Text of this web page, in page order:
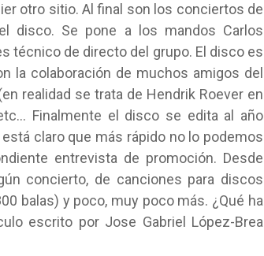
otro sitio. Al final son los conciertos de
disco. Se pone a los mandos Carlos
técnico de directo del grupo. El disco es
la colaboración de muchos amigos del
realidad se trata de Hendrik Roever en
Finalmente el disco se edita al año
claro que más rápido no lo podemos
entrevista de promoción. Desde
concierto, de canciones para discos
balas) y poco, muy poco más. ¿Qué ha
escrito por Jose Gabriel López-Brea